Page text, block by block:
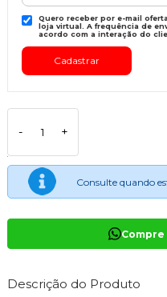
Quero receber por e-mail
loja virtual. A frequência de
acordo com a interação do
- +
Consulte quando
Compre
Descrição do Produto